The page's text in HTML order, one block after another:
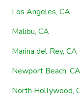
Los Angeles, CA
Malibu, CA
Marina del Rey, CA
Newport Beach, CA
North Hollywood,